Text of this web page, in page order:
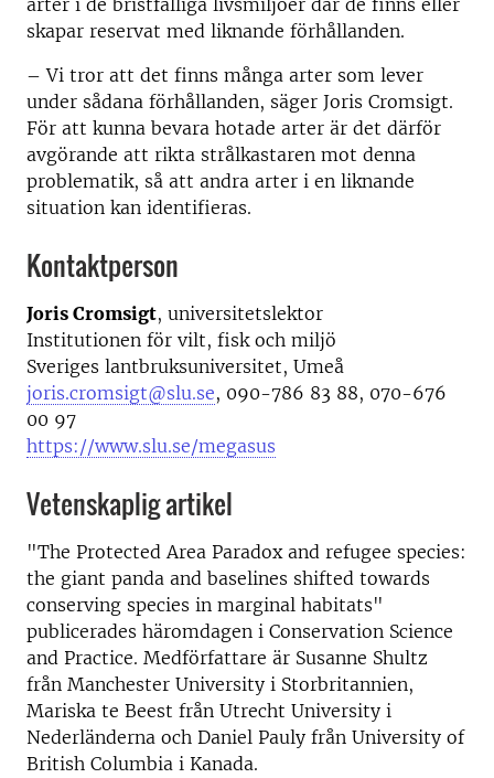
arter i de bristfälliga livsmiljöer där de finns eller
skapar reservat med liknande förhållanden.
– Vi tror att det finns många arter som lever
under sådana förhållanden, säger Joris Cromsigt.
För att kunna bevara hotade arter är det därför
avgörande att rikta strålkastaren mot denna
problematik, så att andra arter i en liknande
situation kan identifieras.
Kontaktperson
Joris Cromsigt, universitetslektor
Institutionen för vilt, fisk och miljö
Sveriges lantbruksuniversitet, Umeå
joris.cromsigt@slu.se, 090-786 83 88, 070-676
00 97
https://www.slu.se/megasus
Vetenskaplig artikel
"The Protected Area Paradox and refugee species:
the giant panda and baselines shifted towards
conserving species in marginal habitats"
publicerades häromdagen i Conservation Science
and Practice. Medförfattare är Susanne Shultz
från Manchester University i Storbritannien,
Mariska te Beest från Utrecht University i
Nederländerna och Daniel Pauly från University of
British Columbia i Kanada.